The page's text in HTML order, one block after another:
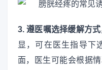
3. 遵医嘱选择缓解方
显，可在医生指导下
面，医生可能会根据